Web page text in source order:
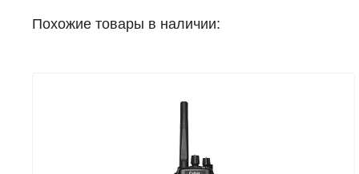
Похожие товары в наличии: